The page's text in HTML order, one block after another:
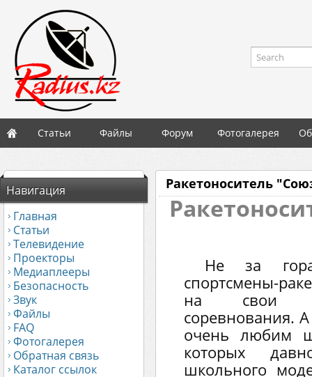
Search
Статьи Файлы Форум Фотогалерея
Навигация
Главная
Статьи
Телевидение
Проекторы
Медиаплееры
Безопасность
Звук
Файлы
FAQ
Фотогалерея
Обратная связь
Каталог ссылок
Ракетоноситель
Не за
спортсмены-
на свои
соревнования.
очень любим
которых
школьного